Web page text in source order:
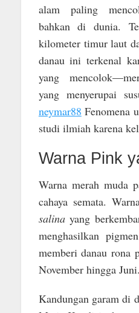
alam paling
bahkan di dunia.
kilometer timur laut
danau ini terkenal
yang
yang menyerupai
neymar88 Fenomena
studi ilmiah karena
Warna Pink
Warna merah muda
cahaya semata.
salinayang
menghasilkan
memberi danau rona
November hingga Juni.
Kandungan garam di